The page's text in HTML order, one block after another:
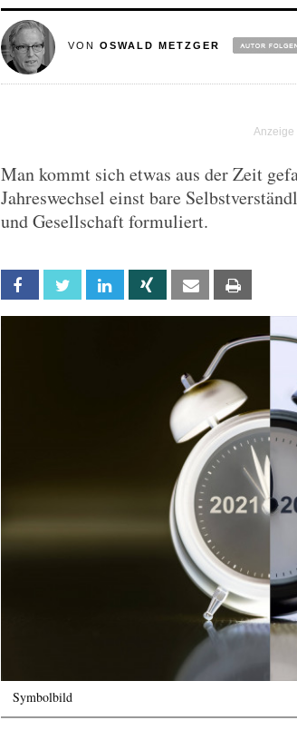
VON OSWALD METZGER
Man kommt sich etwas aus der Zeit
Jahreswechsel einst bare
und Gesellschaft formuliert.
Facebook Twitter Linkedin Xing Email
Symbolbild